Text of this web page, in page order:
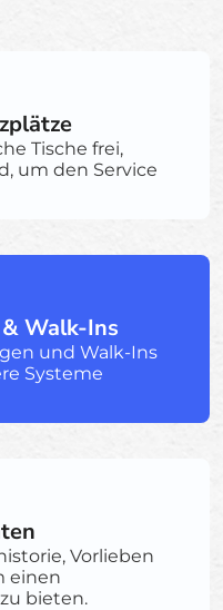
Tische frei,
um den Service
Walk-Ins
und Walk-Ins
Systeme
Vorlieben
einen
bieten.